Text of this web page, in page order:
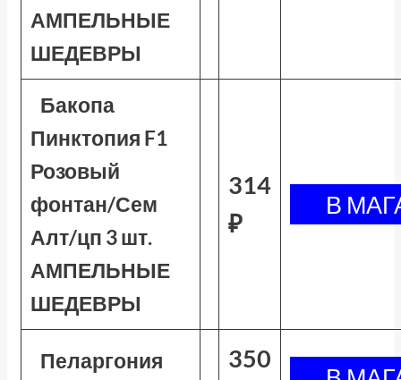
АМПЕЛЬНЫЕ
ШЕДЕВРЫ
Бакопа
Пинктопия F1
Розовый
фонтан/Сем
Алт/цп 3 шт.
АМПЕЛЬНЫЕ
ШЕДЕВРЫ
314
₽
Пеларгония
350